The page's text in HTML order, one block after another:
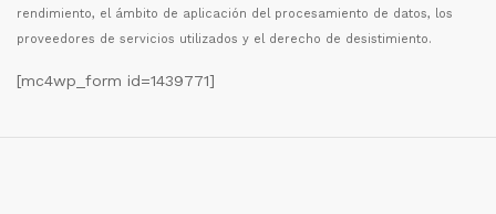
rendimiento, el ámbito de aplicación del procesamiento de datos, los
proveedores de servicios utilizados y el derecho de desistimiento.
[mc4wp_form id=1439771]